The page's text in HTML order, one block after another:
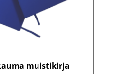
muistikirja